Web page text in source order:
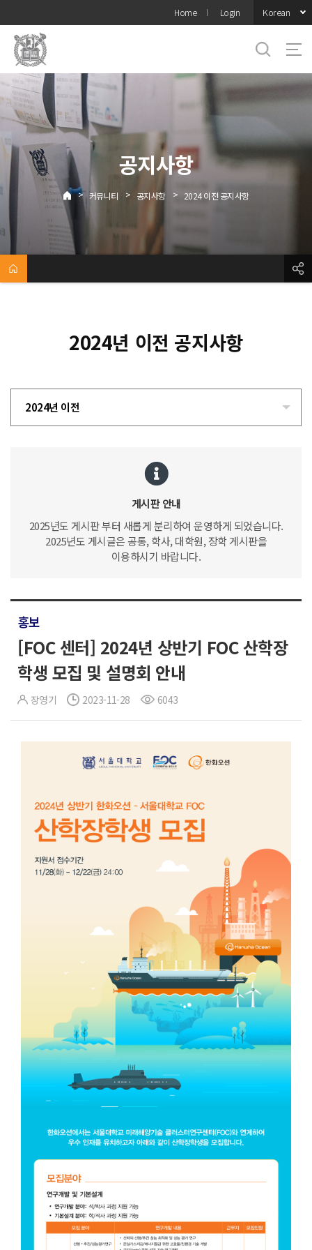
메뉴
Home Login Korean
공지사항
> 커뮤니티 > 공지사항 > 2024 이전 공지사항
2024년 이전 공지사항
2024년 이전
게시판 안내
2025년도 게시판 부터 새롭게 분리하여 운영하게 되었습니다.
2025년도 게시글은 공통, 학사, 대학원, 장학 게시판을
이용하시기 바랍니다.
홍보
[FOC 센터] 2024년 상반기 FOC 산학장
학생 모집 및 설명회 안내
장영기 2023-11-28 6043